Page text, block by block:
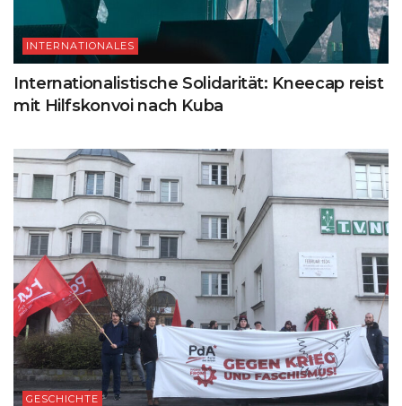
INTERNATIONALES
Internationalistische Solidarität: Kneecap reist
mit Hilfskonvoi nach Kuba
GESCHICHTE